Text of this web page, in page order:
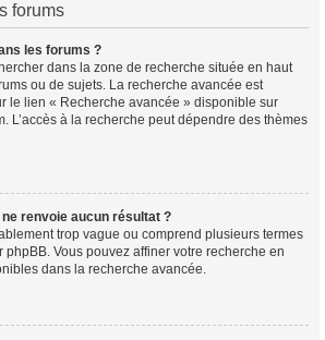
forums
les forums ?
dans la zone de recherche située en haut
ou de sujets. La recherche avancée est
le lien « Recherche avancée » disponible sur
L’accès à la recherche peut dépendre des thèmes
renvoie aucun résultat ?
trop vague ou comprend plusieurs termes
Vous pouvez affiner votre recherche en
dans la recherche avancée.